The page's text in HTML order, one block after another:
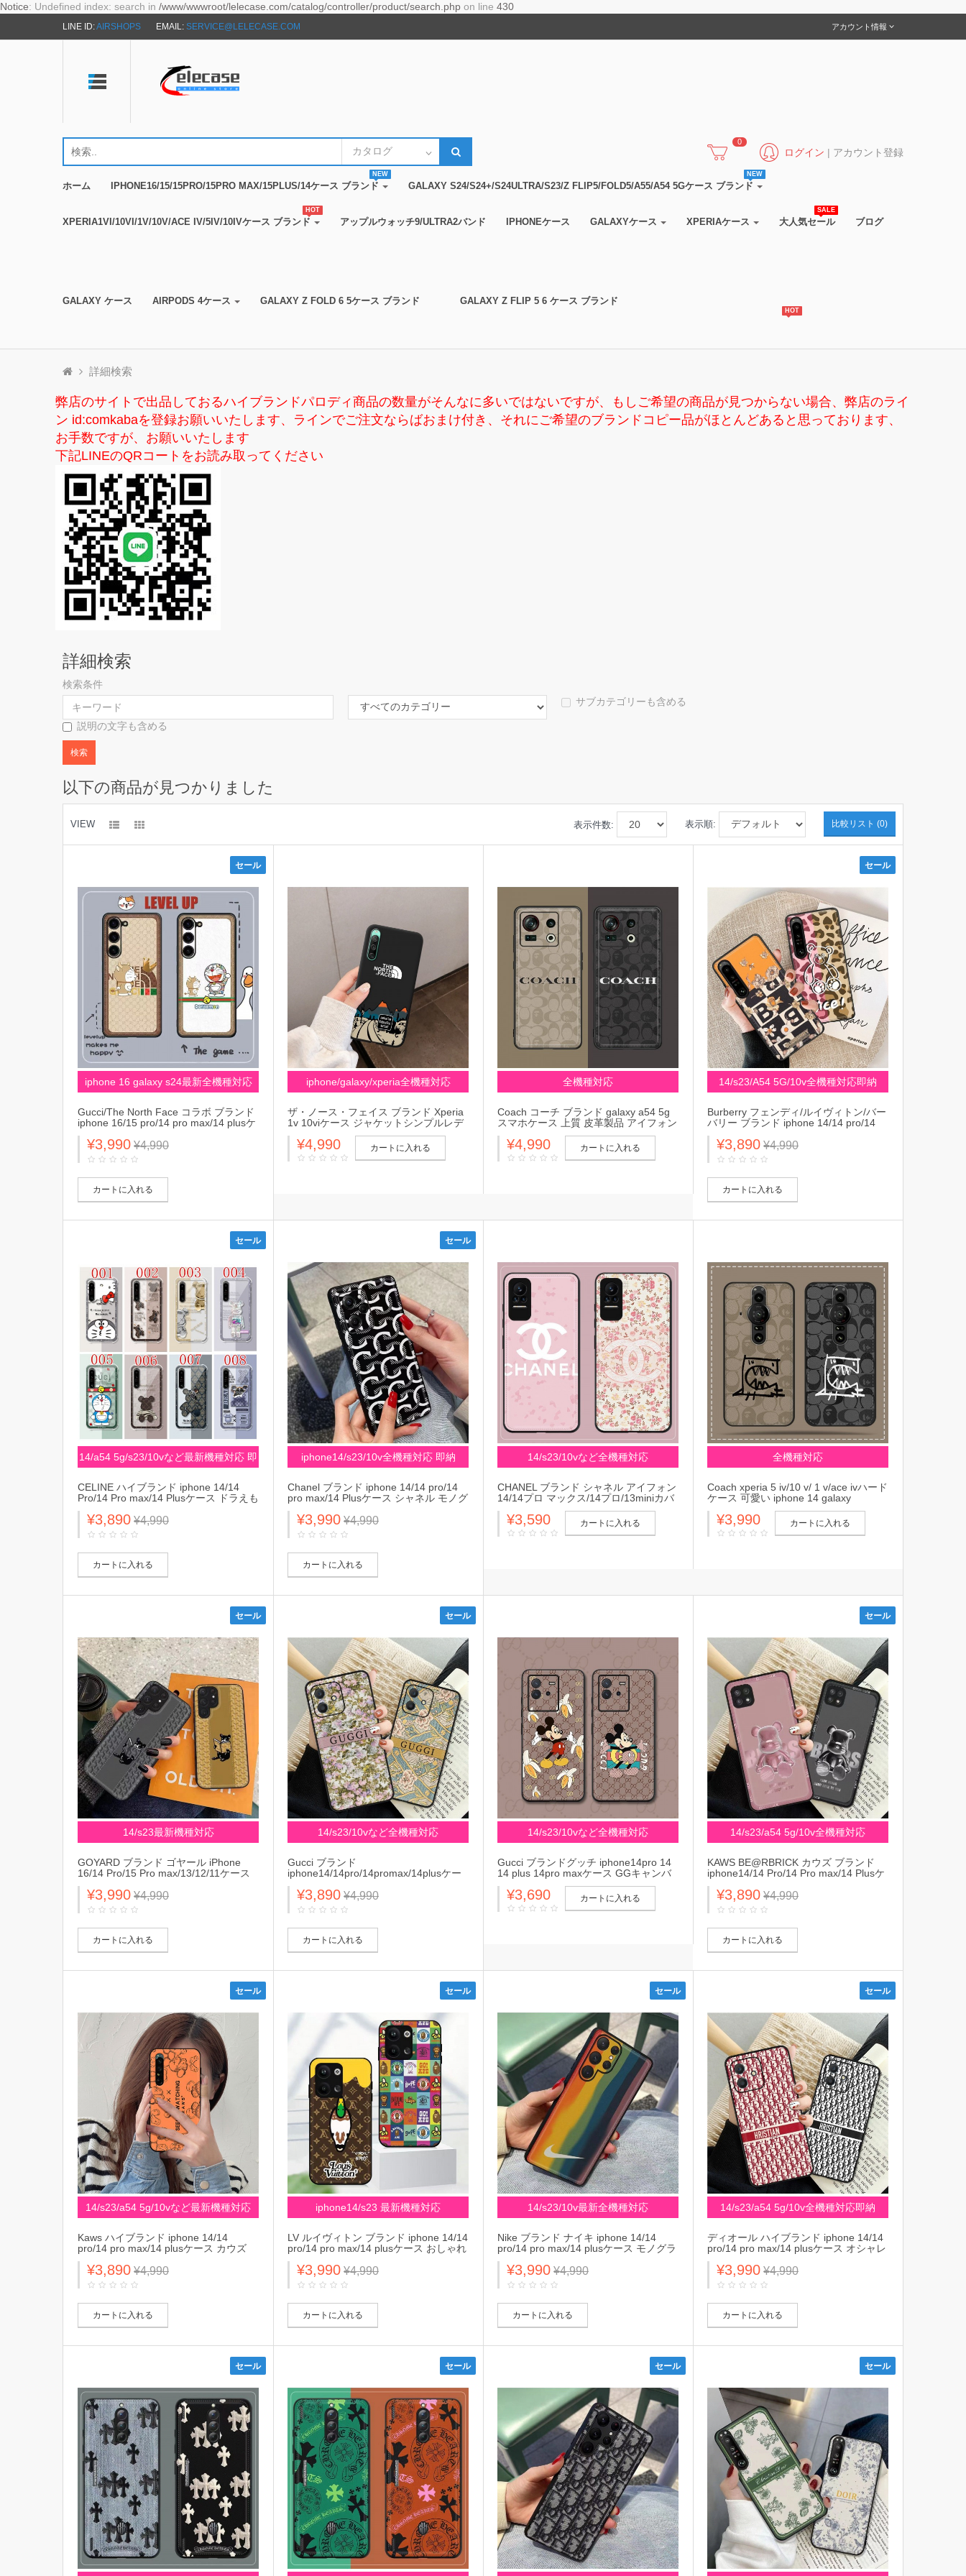
Notice: Undefined index: search in /www/wwwroot/lelecase.com/catalog/controller/product/search.php on line 430
LINE ID:AIRSHOPS EMAIL: SERVICE@LELECASE.COM アカウント情報
ログイン | アカウント登録
0
ホーム
NEW
IPHONE16/15/15PRO/15PRO MAX/15PLUS/14ケース ブランド
NEW
GALAXY S24/S24+/S24ULTRA/S23/Z FLIP5/FOLD5/A55/A54 5Gケース ブランド
HOT
XPERIA1VI/10VI/1V/10V/ACE IV/5IV/10IVケース ブランド アップルウォッチ9/ULTRA2バンド IPHONEケース GALAXYケース XPERIAケース
SALE
大人気セール ブログ
GALAXY ケース AIRPODS 4ケース GALAXY Z FOLD 6 5ケース ブランド GALAXY Z FLIP 5 6 ケース ブランド
HOT
詳細検索
弊店のサイトで出品しておるハイブランドパロディ商品の数量がそんなに多いではないですが、もしご希望の商品が見つからない場合、弊店のライ
ン id:comkabaを登録お願いいたします、ラインでご注文ならばおまけ付き、それにご希望のブランドコピー品がほとんどあると思っております、
お手数ですが、お願いいたします
下記LINEのQRコートをお読み取ってください
詳細検索
検索条件
サブカテゴリーも含める
説明の文字も含める
以下の商品が見つかりました
VIEW 比較リスト (0)
表示順:
表示件数:
セール
iphone 16 galaxy s24最新全機種対応
Gucci/The North Face コラボ ブランド
iphone 16/15 pro/14 pro max/14 plusケ
ース 牛ドラえもん柄 グッチ/ザ.ノース.
フェイス モノグラム Galaxy
s23/s24+/s23 ultra/a54 5gカバー ジャ
ケット型 エクスペリア xperia 5 ace iv
10 v 1 vスマホケース 芸能人愛用 アイ
フォン14/13/12/11/x/xs/xr/8/7カバー 大
¥3,990 ¥4,990
カートに入れる
iphone/galaxy/xperia全機種対応
ザ・ノース・フェイス ブランド Xperia
1v 10viケース ジャケットシンプルレデ
ィース エクスペリアAce IVケース芸能
人愛用 Xperia 5 IVケース人気Xperia
1/5/10iiiケース 高級
¥4,990 カートに入れる
全機種対応
Coach コーチ ブランド galaxy a54 5g
スマホケース 上質 皮革製品 アイフォン
15プロ マックス/14プロ/13miniカバー
ア ベイシング エイプ 落下防止 ブラン
ドエクスペリア1 v/10 v/5 iv/1 iv/10
¥4,990 カートに入れる
セール
14/s23/A54 5G/10v全機種対応即納
Burberry フェンディ/ルイヴィトン/バー
バリー ブランド iphone 14/14 pro/14
pro max/se3/13/12/11ケース 韓国風
LV/Fendi 全機種対応 花 ヒョウ モノグ
ラム 熊柄 ジャケット型 Galaxy a54
5g/S23/s23+/s23 ultra/A53/A73/A33ケ
ース Xperia 5IV/1 V/10 V/pro-i/ace
iv/1iii/5iii/10iii/XZカバー Huawei メンズ
¥3,890 ¥4,990
カートに入れる
セール
14/a54 5g/s23/10vなど最新機種対応 即
CELINE ハイブランド iphone 14/14
Pro/14 Pro max/14 Plusケース ドラえも
ん KAWS クリアケース Gucci モノグラ
ム 全機種対応 Galaxy A54
5G/S23/S23+/S23 ultraケース 熊
be@rbrick ハローキティ柄 xperia 5 iv
ace iv 10 v 1 vカバー 大人気 メンズ レ
ディース
¥3,890 ¥4,990
カートに入れる
セール
iphone14/s23/10v全機種対応 即納
Chanel ブランド iphone 14/14 pro/14
pro max/14 Plusケース シャネル モノグ
ラム ジャケット型 Galaxy
S23/s23+/s23 ultra/a54 5g/Note20ケー
ス 激安 エクスペリアXperia 5 Ace
IV/1V/10 V/pro-i/aceiii/1iii/5iii/10iiiカバー
上質 Huawei アイフォン14プロ マック
ス カバー ファッション 落下防止 メン
¥3,990 ¥4,990
カートに入れる
14/s23/10vなど全機種対応
CHANEL ブランド シャネル アイフォン
14/14プロ マックス/14プロ/13miniカバ
ー 春コーデ レザー galaxy s23/A54(SC-
53C)スマホケース 女子 leather ブラン
ドChanel エクスペリア5iv/10 v/ 1 v/ace
¥3,590 カートに入れる
全機種対応
Coach xperia 5 iv/10 v/ 1 v/ace ivハード
ケース 可愛い iphone 14 galaxy
s23/a54 5G/z flip 4/z fold 4定番柄 コー
チ ブランド sony pro-iファンケース モ
ンスター TPU ハイブランドCOACHエ
¥3,990 カートに入れる
セール
14/s23最新機種対応
GOYARD ブランド ゴヤール iPhone
16/14 Pro/15 Pro max/13/12/11ケース
オシャレ 犬柄 モノグラム 全機種対応
Galaxy S23/S23+/S23 Plus/S23
Ultra/A54 5Gカバー Xperia ジャケット
型 Huawei メンズ レディーズ
¥3,990 ¥4,990
カートに入れる
セール
14/s23/10vなど全機種対応
Gucci ブランド
iphone14/14pro/14promax/14plusケー
ス 全機種 グッチ 花柄 galaxy
s23/s23+/s23 Ultra/a54 5gケース ジャ
ケット型 xperia 5 iv/1 v/10 v/ace ivカバ
ー メンズ レディース
¥3,890 ¥4,990
カートに入れる
14/s23/10vなど全機種対応
Gucci ブランドグッチ iphone14pro 14
14 plus 14pro maxケース GGキャンバ
ス ミッキー xperia 5iv 10 v 1v ace iv カ
バーDisney cuir コラボ ブランド ギャラ
クシーs23/A54 5G(SC-53C)カバー かわ
¥3,690 カートに入れる
セール
14/s23/a54 5g/10v全機種対応
KAWS BE@RBRICK カウズ ブランド
iphone14/14 Pro/14 Pro max/14 Plusケ
ース オシャレ 熊柄 全機種対応 Galaxy
A54 5G/A33/S23/S23+/S23 Ultraケース
モノグラム xperia 5 ace iv 10 v 1 vカバ
ー アイフォン14プロ マックス/14プ
ロ/14カバー 落下防止 ブランド エクス
ペリア aceiii 5Gカバー 大人気 メンズ
¥3,890 ¥4,990
カートに入れる
セール
14/s23/a54 5g/10vなど最新機種対応
Kaws ハイブランド iphone 14/14
pro/14 pro max/14 plusケース カウズ
漫画 ジャケット型
KAWS:Seeing/Watching 全機種対応
galaxy a54 5g/s23/s23+/s23 Ultraケー
ス 芸能人愛用 xperia 5 iv/1 v/10 v/ace iv
カバー ファッション メンズ レディース
¥3,890 ¥4,990
カートに入れる
セール
iphone14/s23 最新機種対応
LV ルイヴィトン ブランド iphone 14/14
pro/14 pro max/14 plusケース おしゃれ
Aape モノグラム Vans 芸能人愛用 全機
種対応 Galaxy s23/s23+/s23 ultra/a54
5gカバー 激安 xperia huawei ファッシ
ョン メンズ レディース
¥3,990 ¥4,990
カートに入れる
セール
14/s23/10v最新全機種対応
Nike ブランド ナイキ iphone 14/14
pro/14 pro max/14 plusケース モノグラ
ム カラー ジャケット型 galaxy
s23/s23+/s23 ultra/a54 5g/S22/S21/S20
カバー エクスペリア Xperia
1V/10V/Ace IVケース Huawei 全機種対
応 メンズ レディーズ
¥3,990 ¥4,990
カートに入れる
セール
14/s23/a54 5g/10v全機種対応即納
ディオール ハイブランド iphone 14/14
pro/14 pro max/14 plusケース オシャレ
Dior モノグラム柄 全機種対応 Galaxy
A54 5G/S23/s23+/s23 ultra/Note20ケー
ス 落下保護 Xperia 5IV/1V/10 V/Ace
IV/pro-iカバー ジャケット型 アイフォン
14/13/12/11ケース ファッション メンズ
レディーズ
¥3,990 ¥4,990
カートに入れる
セール セール セール セール